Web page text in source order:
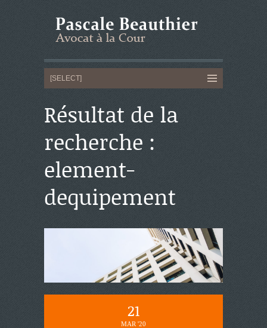
Résultat de la
recherche :
element-
dequipement
21
MAR '20